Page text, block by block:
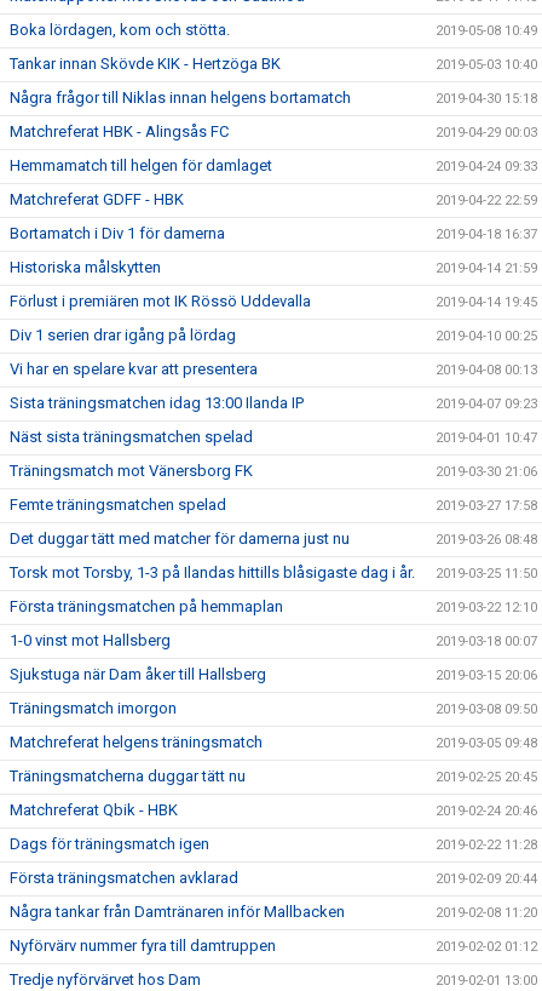
Boka lördagen, kom och stötta. 2019-05-08 10:49
Tankar innan Skövde KIK - Hertzöga BK 2019-05-03 10:40
Några frågor till Niklas innan helgens bortamatch 2019-04-30 15:18
Matchreferat HBK - Alingsås FC 2019-04-29 00:03
Hemmamatch till helgen för damlaget 2019-04-24 09:33
Matchreferat GDFF - HBK 2019-04-22 22:59
Bortamatch i Div 1 för damerna 2019-04-18 16:37
Historiska målskytten 2019-04-14 21:59
Förlust i premiären mot IK Rössö Uddevalla 2019-04-14 19:45
Div 1 serien drar igång på lördag 2019-04-10 00:25
Vi har en spelare kvar att presentera 2019-04-08 00:13
Sista träningsmatchen idag 13:00 Ilanda IP 2019-04-07 09:23
Näst sista träningsmatchen spelad 2019-04-01 10:47
Träningsmatch mot Vänersborg FK 2019-03-30 21:06
Femte träningsmatchen spelad 2019-03-27 17:58
Det duggar tätt med matcher för damerna just nu 2019-03-26 08:48
Torsk mot Torsby, 1-3 på Ilandas hittills blåsigaste dag i år. 2019-03-25 11:50
Första träningsmatchen på hemmaplan 2019-03-22 12:10
1-0 vinst mot Hallsberg 2019-03-18 00:07
Sjukstuga när Dam åker till Hallsberg 2019-03-15 20:06
Träningsmatch imorgon 2019-03-08 09:50
Matchreferat helgens träningsmatch 2019-03-05 09:48
Träningsmatcherna duggar tätt nu 2019-02-25 20:45
Matchreferat Qbik - HBK 2019-02-24 20:46
Dags för träningsmatch igen 2019-02-22 11:28
Första träningsmatchen avklarad 2019-02-09 20:44
Några tankar från Damtränaren inför Mallbacken 2019-02-08 11:20
Nyförvärv nummer fyra till damtruppen 2019-02-02 01:12
Tredje nyförvärvet hos Dam 2019-02-01 13:00